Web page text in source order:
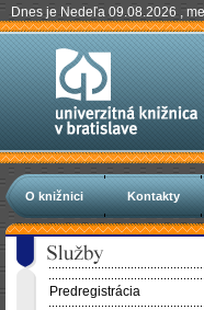
Dnes je Nedeľa 09.08.2026 ,
O knižnici Kontakty
Predregistrácia